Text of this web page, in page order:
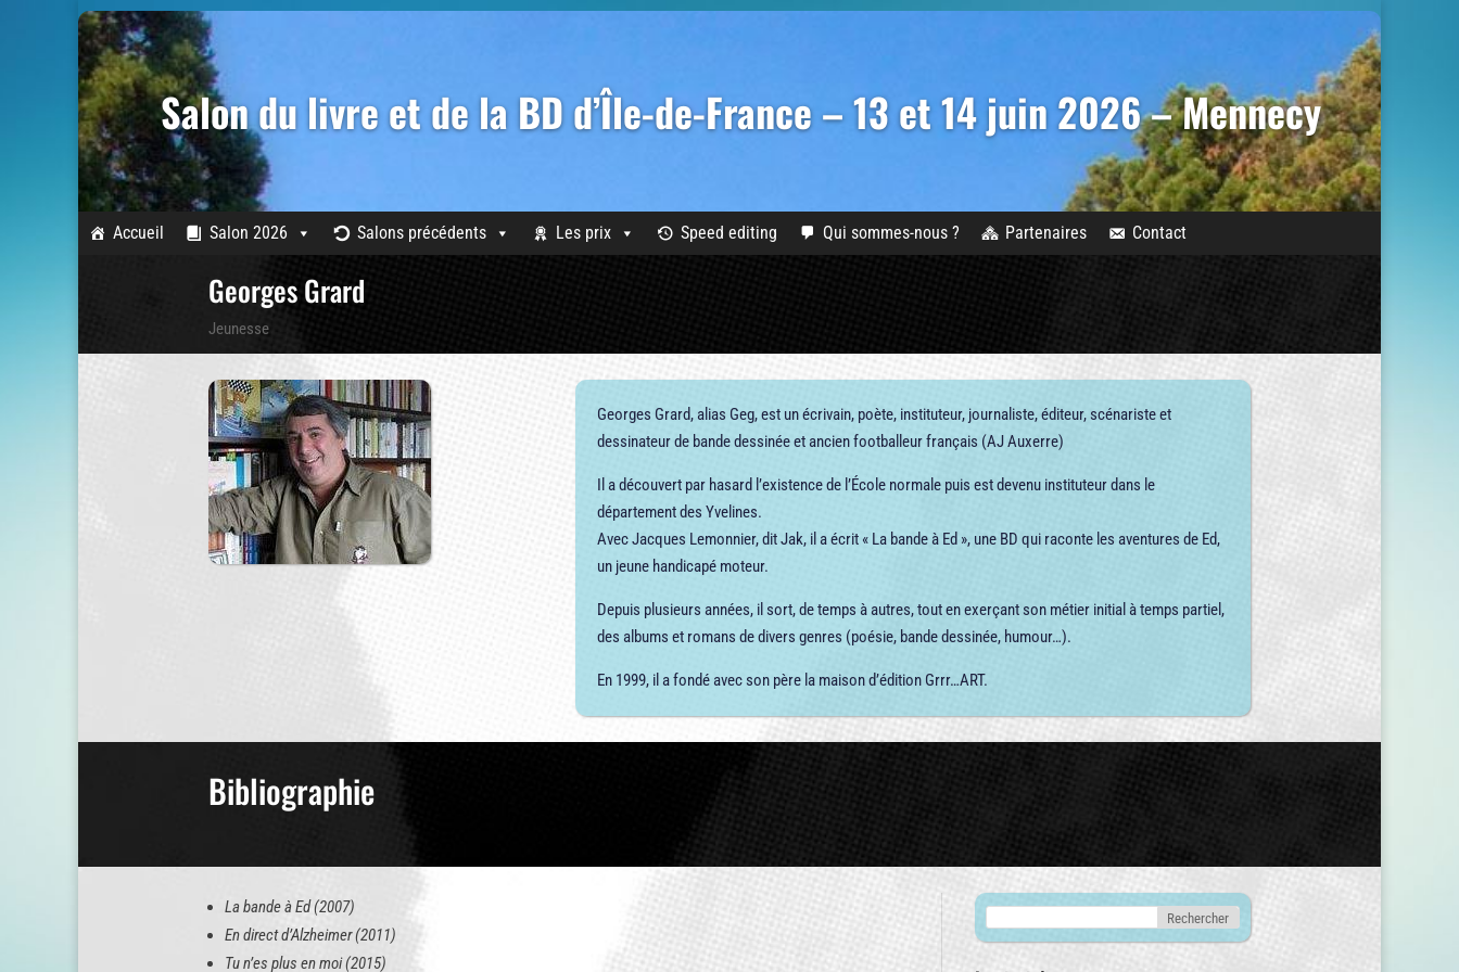
Salon du livre et de la BD d’Île-de-France – 13 et 14 juin 2026 – Mennecy
Accueil Salon 2026 Salons précédents Les prix Speed editing Qui sommes-nous ? Partenaires Contact
Georges Grard
Jeunesse
Georges Grard, alias Geg, est un écrivain, poète, instituteur, journaliste, éditeur, scénariste et
dessinateur de bande dessinée et ancien footballeur français (AJ Auxerre)
Il a découvert par hasard l’existence de l’École normale puis est devenu instituteur dans le
département des Yvelines.
Avec Jacques Lemonnier, dit Jak, il a écrit « La bande à Ed », une BD qui raconte les aventures de Ed,
un jeune handicapé moteur.
Depuis plusieurs années, il sort, de temps à autres, tout en exerçant son métier initial à temps partiel,
des albums et romans de divers genres (poésie, bande dessinée, humour…).
En 1999, il a fondé avec son père la maison d’édition Grrr…ART.
Bibliographie
La bande à Ed (2007)
En direct d’Alzheimer (2011)
Tu n’es plus en moi (2015)